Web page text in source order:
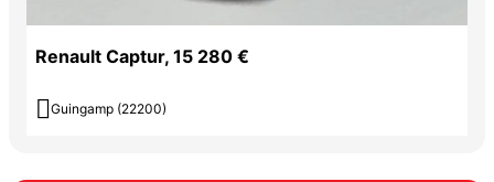
Renault Captur, 15 280 €
 Guingamp (22200)